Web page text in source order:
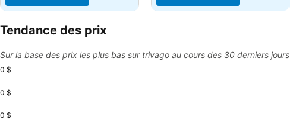
Tendance des prix
Sur la base des prix les plus bas sur trivago au cours des 30 derniers jours
0 $
0 $
0 $